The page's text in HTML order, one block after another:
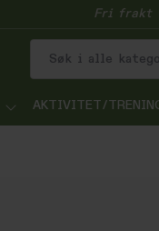
Fri frakt
AKTIVITET/